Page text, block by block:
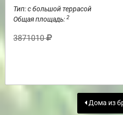
Тип: с большой террасой
Общая площадь: 2
3871010
Дома из